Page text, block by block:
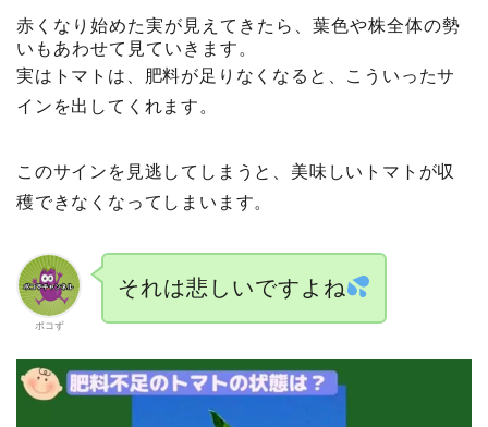
赤くなり始めた実が見えてきたら、葉色や株全体の勢
いもあわせて見ていきます。
実はトマトは、肥料が足りなくなると、こういったサ
インを出してくれます。
このサインを見逃してしまうと、美味しいトマトが収
穫できなくなってしまいます。
ポコず
それは悲しいですよね